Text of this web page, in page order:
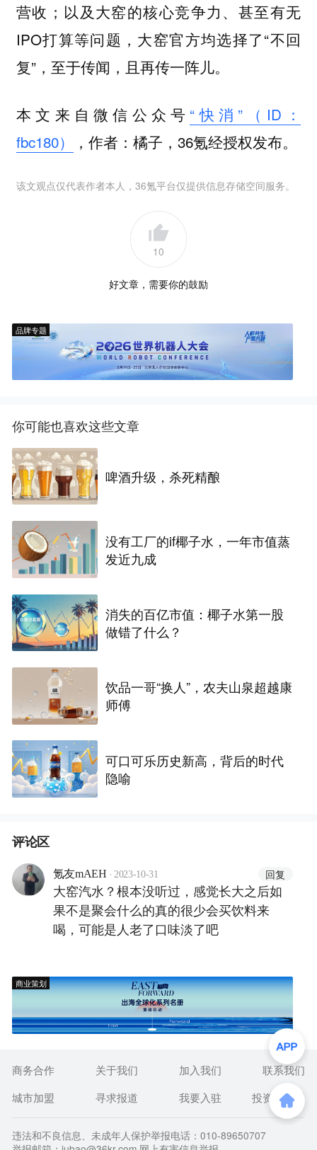
营收；以及大窑的核心竞争力、甚至有无
IPO打算等问题，大窑官方均选择了“不回
复”，至于传闻，且再传一阵儿。
本文来自微信公众号 “快消”（ID：
fbc180）
，作者：橘子，36氪经授权发布。
该文观点仅代表作者本人，36氪平台仅提供信息存储空间服务。
10
好文章，需要你的鼓励
品牌专题
你可能也喜欢这些文章
啤酒升级，杀死精酿
没有工厂的if椰子水，一年市值蒸
发近九成
消失的百亿市值：椰子水第一股
做错了什么？
饮品一哥“换人”，农夫山泉超越康
师傅
可口可乐历史新高，背后的时代
隐喻
评论区
氪友mAEH · 2023-10-31 回复
大窑汽水？根本没听过，感觉长大之后如
果不是聚会什么的真的很少会买饮料来
喝，可能是人老了口味淡了吧
商业策划
商务合作 关于我们 加入我们
联系我们
城市加盟
寻求报道 我要入驻 投资者关系
违法和不良信息、未成年人保护举报电话：010-89650707